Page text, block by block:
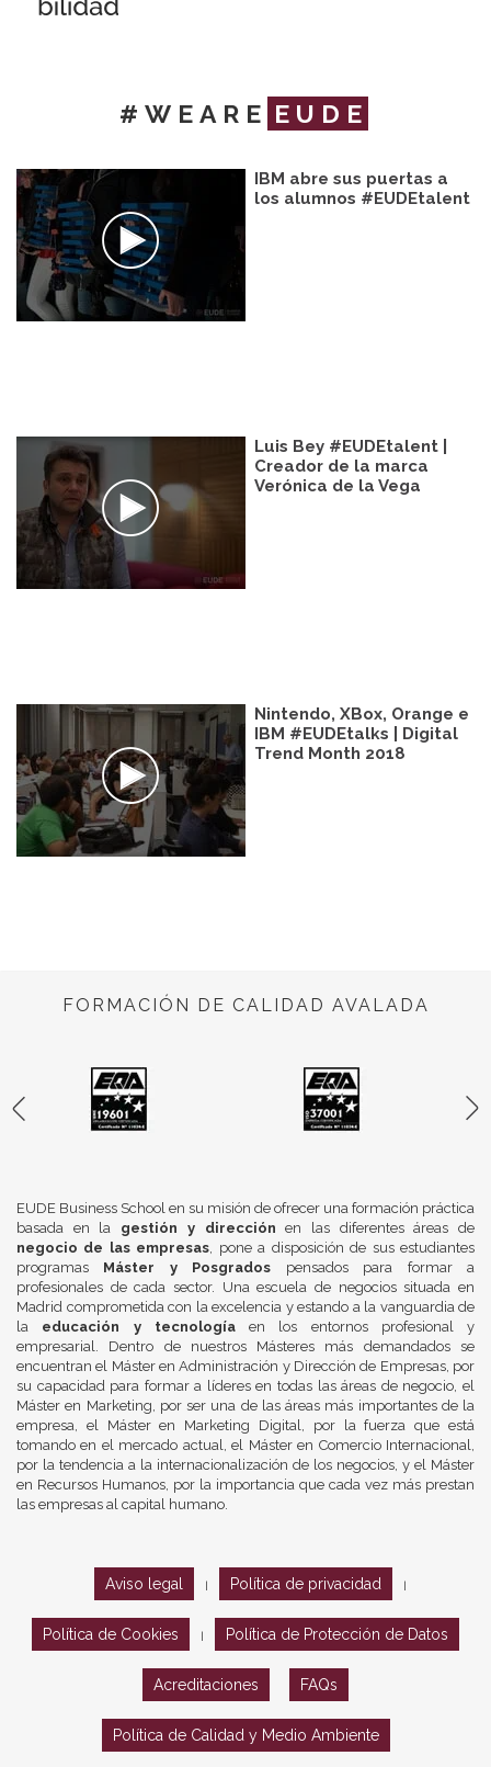
#WEARE EUDE
IBM abre sus puertas a
los alumnos #EUDEtalent
Luis Bey #EUDEtalent |
Creador de la marca
Verónica de la Vega
Nintendo, XBox, Orange e
IBM #EUDEtalks | Digital
Trend Month 2018
FORMACIÓN DE CALIDAD AVALADA
EUDE Business School en su misión de ofrecer una formación práctica
basada en la gestión y dirección en las diferentes áreas de
negocio de las empresas, pone a disposición de sus estudiantes
programas Máster y Posgrados pensados para formar a
profesionales de cada sector. Una escuela de negocios situada en
Madrid comprometida con la excelencia y estando a la vanguardia de
la educación y tecnologíaen los entornos profesional y
empresarial. Dentro de nuestros Másteres más demandados se
encuentran el Máster en Administración y Dirección de Empresas, por
su capacidad para formar a líderes en todas las áreas de negocio, el
Máster en Marketing, por ser una de las áreas más importantes de la
empresa, el Máster en Marketing Digital, por la fuerza que está
tomando en el mercado actual, el Máster en Comercio Internacional,
por la tendencia a la internacionalización de los negocios, y el Máster
en Recursos Humanos, por la importancia que cada vez más prestan
las empresas al capital humano.
Aviso legal Política de privacidad
Política de Cookies Política de Protección de Datos
Acreditaciones FAQs
Política de Calidad y Medio Ambiente